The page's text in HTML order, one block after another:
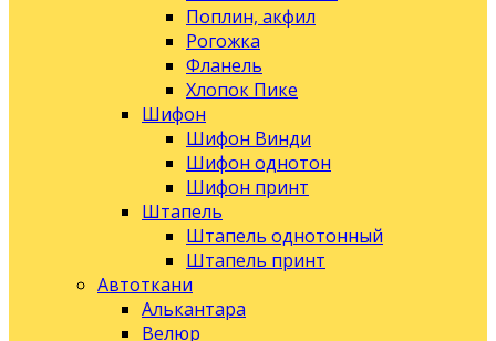
Поплин, акфил
Рогожка
Фланель
Хлопок Пике
Шифон
Шифон Винди
Шифон однотон
Шифон принт
Штапель
Штапель однотонный
Штапель принт
Автоткани
Алькантара
Велюр